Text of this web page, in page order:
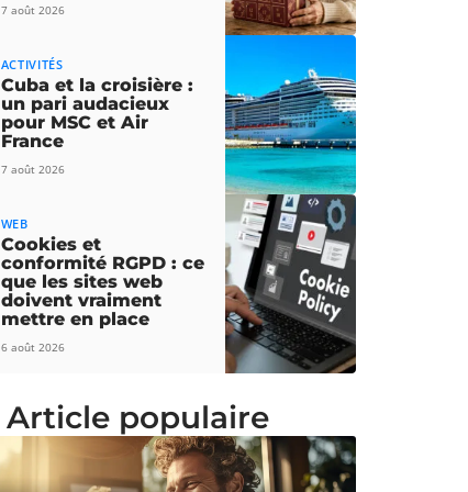
7 août 2026
ACTIVITÉS
Cuba et la croisière :
un pari audacieux
pour MSC et Air
France
7 août 2026
WEB
Cookies et
conformité RGPD : ce
que les sites web
doivent vraiment
mettre en place
6 août 2026
Article populaire